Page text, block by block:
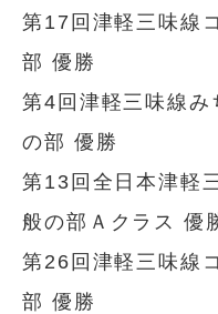
第17回津軽三味線
部 優勝
第4回津軽三味線み
の部 優勝
第13回全日本津軽
般の部Ａクラス 優
第26回津軽三味線
部 優勝